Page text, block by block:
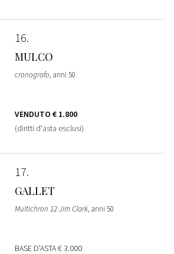
16
MULCO
cronografo, anni 50
VENDUTO € 1.800
(diritti d'asta esclusi)
17
GALLET
Multichron 12 Jim Clark, anni 50
BASE D'ASTA€ 3.000